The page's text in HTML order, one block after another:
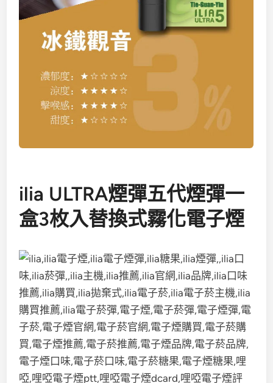
ilia ULTRA煙彈五代煙彈一
盒3枚入替換式霧化電子煙